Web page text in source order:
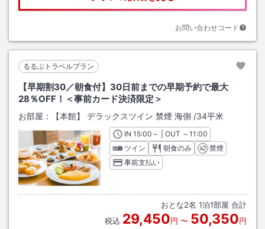
お問い合わせコード
るるぶトラベルプラン
【早期割30／朝食付】30日前までの早期予約で最大
28％OFF！＜事前カード決済限定＞
お部屋： 【本館】 デラックスツイン 禁煙 海側 /34平米
INチェックイン
15:00 ～ | OUT チェックアウト
～11:00
ツイン
朝食のみ
禁煙
事前支払い
おとな2名 1泊1部屋 合計
税込 29,450円 〜 50,350円